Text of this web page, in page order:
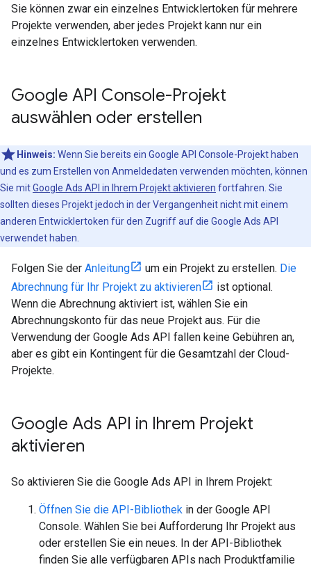
Sie können zwar ein einzelnes Entwicklertoken für mehrere
Projekte verwenden, aber jedes Projekt kann nur ein
einzelnes Entwicklertoken verwenden.
Google API Console-Projekt
auswählen oder erstellen
Hinweis: Wenn Sie bereits ein Google API Console-Projekt haben
und es zum Erstellen von Anmeldedaten verwenden möchten, können
Sie mitGoogle Ads API in Ihrem Projekt aktivieren fortfahren. Sie
sollten dieses Projekt jedoch in der Vergangenheit nicht mit einem
anderen Entwicklertoken für den Zugriff auf die Google Ads API
verwendet haben.
Folgen Sie der Anleitung um ein Projekt zu erstellen. Die
Abrechnung für Ihr Projekt zu aktivieren
ist optional.
Wenn die Abrechnung aktiviert ist, wählen Sie ein
Abrechnungskonto für das neue Projekt aus. Für die
Verwendung der Google Ads API fallen keine Gebühren an,
aber es gibt ein Kontingent für die Gesamtzahl der Cloud-
Projekte.
Google Ads API in Ihrem Projekt
aktivieren
So aktivieren Sie die Google Ads API in Ihrem Projekt:
Öffnen Sie die API-Bibliothek in der Google API
Console. Wählen Sie bei Aufforderung Ihr Projekt aus
oder erstellen Sie ein neues. In der API-Bibliothek
finden Sie alle verfügbaren APIs nach Produktfamilie